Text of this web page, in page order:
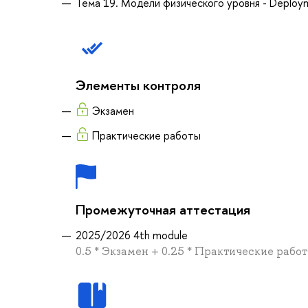
Элементы контроля
Экзамен
Практические работы
Промежуточная аттестация
2025/2026 4th module
0.5 * Экзамен + 0.25 * Практические